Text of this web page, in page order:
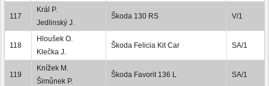
117
Král P.
Jedlinský J.
Škoda 130 RS V/1
118
Hloušek O.
Klečka J.
Škoda Felicia Kit Car SA/1
119
Knížek M.
Šimůnek P.
Škoda Favorit 136 L SA/1